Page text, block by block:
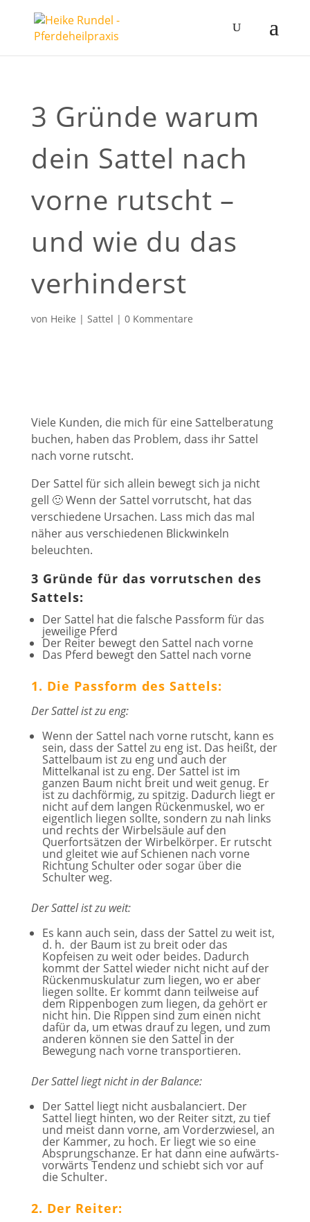
3 Gründe warum
dein Sattel nach
vorne rutscht –
und wie du das
verhinderst
von Heike | Sattel | 0 Kommentare
Viele Kunden, die mich für eine Sattelberatung
buchen, haben das Problem, dass ihr Sattel
nach vorne rutscht.
Der Sattel für sich allein bewegt sich ja nicht
gell 🙂 Wenn der Sattel vorrutscht, hat das
verschiedene Ursachen. Lass mich das mal
näher aus verschiedenen Blickwinkeln
beleuchten.
3 Gründe für das vorrutschen des
Sattels:
Der Sattel hat die falsche Passform für das
jeweilige Pferd
Der Reiter bewegt den Sattel nach vorne
Das Pferd bewegt den Sattel nach vorne
1. Die Passform des Sattels:
Der Sattel ist zu eng:
Wenn der Sattel nach vorne rutscht, kann es
sein, dass der Sattel zu eng ist. Das heißt, der
Sattelbaum ist zu eng und auch der
Mittelkanal ist zu eng. Der Sattel ist im
ganzen Baum nicht breit und weit genug. Er
ist zu dachförmig, zu spitzig. Dadurch liegt er
nicht auf dem langen Rückenmuskel, wo er
eigentlich liegen sollte, sondern zu nah links
und rechts der Wirbelsäule auf den
Querfortsätzen der Wirbelkörper. Er rutscht
und gleitet wie auf Schienen nach vorne
Richtung Schulter oder sogar über die
Schulter weg.
Der Sattel ist zu weit:
Es kann auch sein, dass der Sattel zu weit ist,
d. h. der Baum ist zu breit oder das
Kopfeisen zu weit oder beides. Dadurch
kommt der Sattel wieder nicht nicht auf der
Rückenmuskulatur zum liegen, wo er aber
liegen sollte. Er kommt dann teilweise auf
dem Rippenbogen zum liegen, da gehört er
nicht hin. Die Rippen sind zum einen nicht
dafür da, um etwas drauf zu legen, und zum
anderen können sie den Sattel in der
Bewegung nach vorne transportieren.
Der Sattel liegt nicht in der Balance:
Der Sattel liegt nicht ausbalanciert. Der
Sattel liegt hinten, wo der Reiter sitzt, zu tief
und meist dann vorne, am Vorderzwiesel, an
der Kammer, zu hoch. Er liegt wie so eine
Absprungschanze. Er hat dann eine aufwärts-
vorwärts Tendenz und schiebt sich vor auf
die Schulter.
2. Der Reiter: